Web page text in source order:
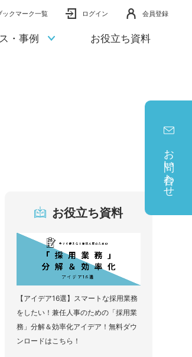
ックマーク一覧 ログイン 会員登録
・事例 お役立ち資料
お問い合わせ
お役立ち資料
【アイデア16選】スマートな採用業務
をしたい！兼任人事のための「採用業
務」分解＆効率化アイデア！無料ダウ
ンロードはこちら！